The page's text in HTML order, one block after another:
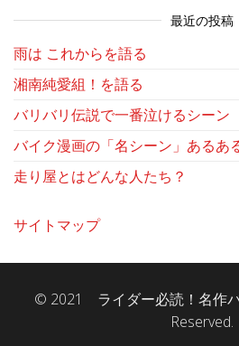
最近の投稿
雨は これからを語る
湘南純愛組！を語る
バリバリ伝説で一番泣けるシーン
バイク漫画の「名シーン」あるあ
走り屋とはどんな人たち？
サイトマップ
© 2021 ライダー必読！名作
Reserved.